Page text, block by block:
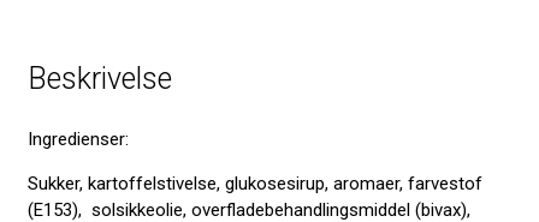
Beskrivelse
Ingredienser:
Sukker, kartoffelstivelse, glukosesirup, aromaer, farvestof
(E153), solsikkeolie, overfladebehandlingsmiddel (bivax),